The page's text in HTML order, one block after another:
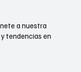
a nuestra
tendencias en